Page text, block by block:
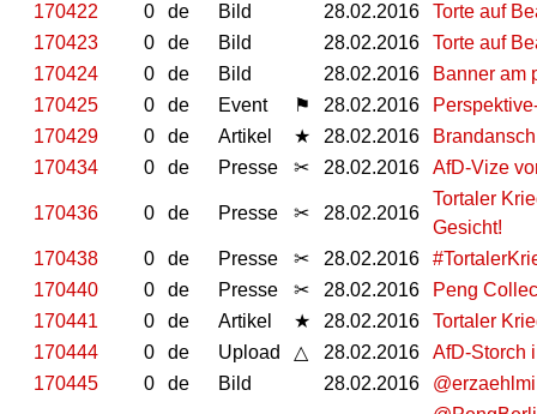
170422
0 de Bild 28.02.2016
Torte auf
170423
0 de Bild 28.02.2016
Torte auf
170424
0 de Bild 28.02.2016
Banner am
170425
0 de Event ⚑ 28.02.2016
170429
0 de Artikel ★ 28.02.2016
170434
0 de Presse ✂ 28.02.2016 AfD-Vize
170436 0 de Presse ✂ 28.02.2016
Tortaler
Gesicht!
170438
0 de Presse ✂ 28.02.2016
170440
0 de Presse ✂ 28.02.2016
Peng
170441
0 de Artikel ★ 28.02.2016
Tortaler
170444
0 de Upload △ 28.02.2016
AfD-Storch
170445
0 de Bild 28.02.2016